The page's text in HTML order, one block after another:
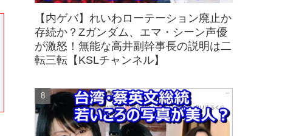
【内ゲバ】れいわローテーション廃止か
存続か？Zガンダム、エマ・シーン声優
が激怒！無能な高井副幹事長の説明は二
転三転【KSLチャンネル】